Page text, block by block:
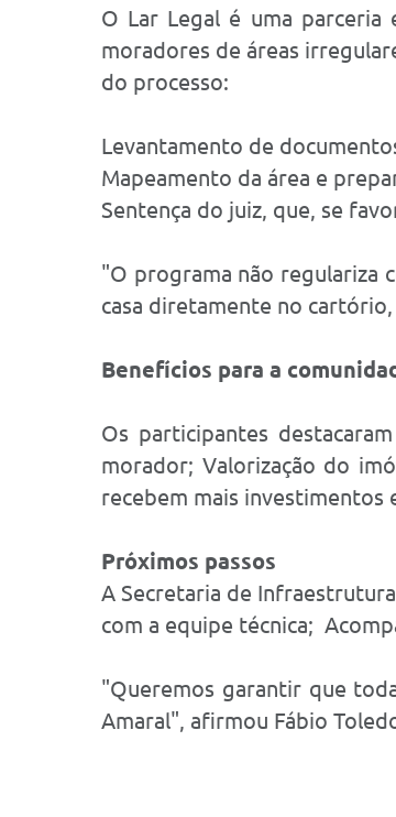
O Lar Legal é uma
moradores de áreas
do processo:
Levantamento de
Mapeamento da área e
Sentença do juiz, que, se
"O programa não regulariza
casa diretamente no
Benefícios para a
Os participantes
morador; Valorização do
recebem mais investimentos
Próximos passos
A Secretaria de
com a equipe técnica;
"Queremos garantir que
Amaral", afirmou Fábio